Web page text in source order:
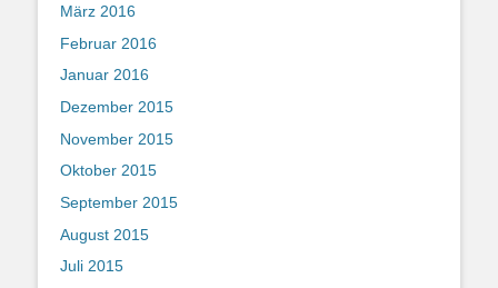
März 2016
Februar 2016
Januar 2016
Dezember 2015
November 2015
Oktober 2015
September 2015
August 2015
Juli 2015